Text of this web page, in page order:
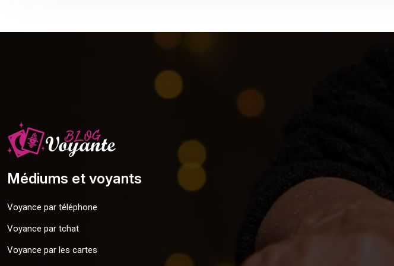
Médiums et voyants
Voyance par téléphone
Voyance par tchat
Voyance par les cartes